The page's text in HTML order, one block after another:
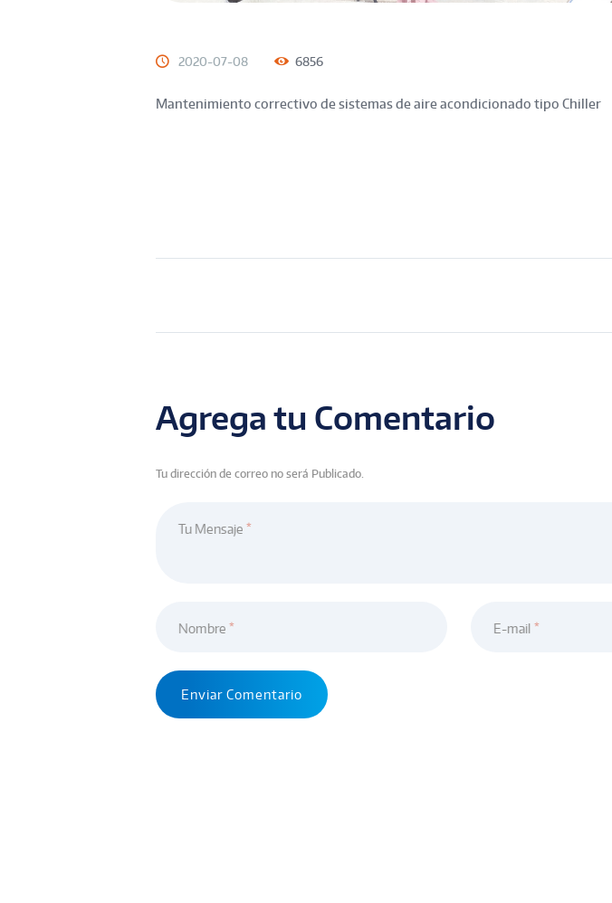
2020-07-08 6856
Mantenimiento correctivo de sistemas de aire acondicionado tipo Chiller
Agrega tu Comentario
Tu dirección de correo no será Publicado.
Tu Mensaje
Nombre E-mail